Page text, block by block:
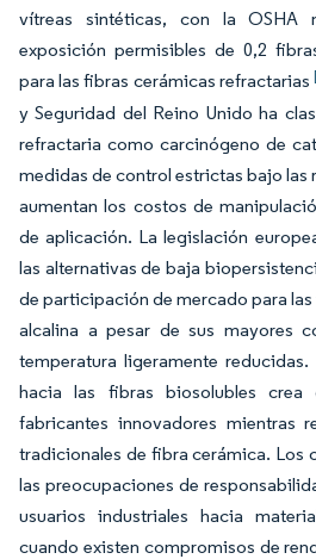
vítreas sintéticas, con la OSHA
exposición permisibles de 0,2
para las fibras cerámicas refractarias
y Seguridad del Reino Unido ha
refractaria como carcinógeno de
medidas de control estrictas bajo las
aumentan los costos de
de aplicación. La legislación
las alternativas de baja
de participación de mercado para
alcalina a pesar de sus mayores
temperatura ligeramente
hacia las fibras biosolubles crea
fabricantes innovadores mientras
tradicionales de fibra cerámica. Los
las preocupaciones de
usuarios industriales hacia
cuando existen compromisos de